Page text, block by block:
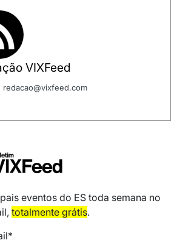
VIXFeed
redacao@vixfeed.com
eventos do ES toda semana no
totalmente grátis.